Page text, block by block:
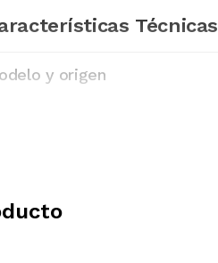
Técnicas
y origen